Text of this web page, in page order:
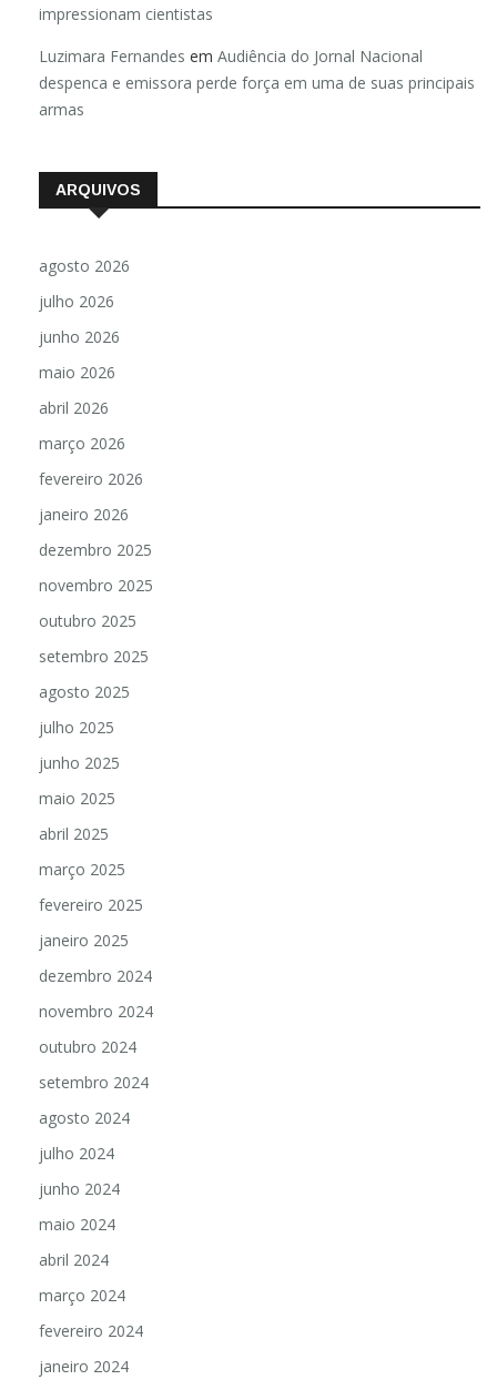
impressionam cientistas
Luzimara Fernandes em Audiência do Jornal Nacional
despenca e emissora perde força em uma de suas principais
armas
ARQUIVOS
agosto 2026
julho 2026
junho 2026
maio 2026
abril 2026
março 2026
fevereiro 2026
janeiro 2026
dezembro 2025
novembro 2025
outubro 2025
setembro 2025
agosto 2025
julho 2025
junho 2025
maio 2025
abril 2025
março 2025
fevereiro 2025
janeiro 2025
dezembro 2024
novembro 2024
outubro 2024
setembro 2024
agosto 2024
julho 2024
junho 2024
maio 2024
abril 2024
março 2024
fevereiro 2024
janeiro 2024